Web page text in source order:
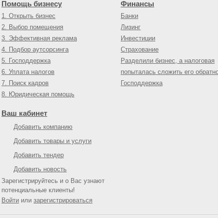
Помощь бизнесу
1. Открыть бизнес
2. Выбор помещения
3. Эффективная реклама
4. Подбор аутсорсинга
5. Господдержка
6. Уплата налогов
7. Поиск кадров
8. Юридическая помощь
Финансы
Банки
Лизинг
Инвестиции
Страхование
Разделили бизнес, а налоговая
попыталась сложить его
Господдержка
Ваш кабинет
Добавить компанию
Добавить товары и услуги
Добавить тендер
Добавить новость
Зарегистрируйтесь и о Вас узнают
потенциальные клиенты!
Войти или зарегистрироваться